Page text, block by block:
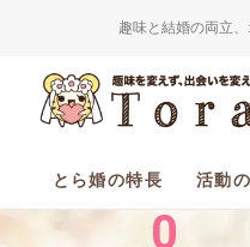
趣味と結婚の両立
とら婚の特長 活動
2
0
0